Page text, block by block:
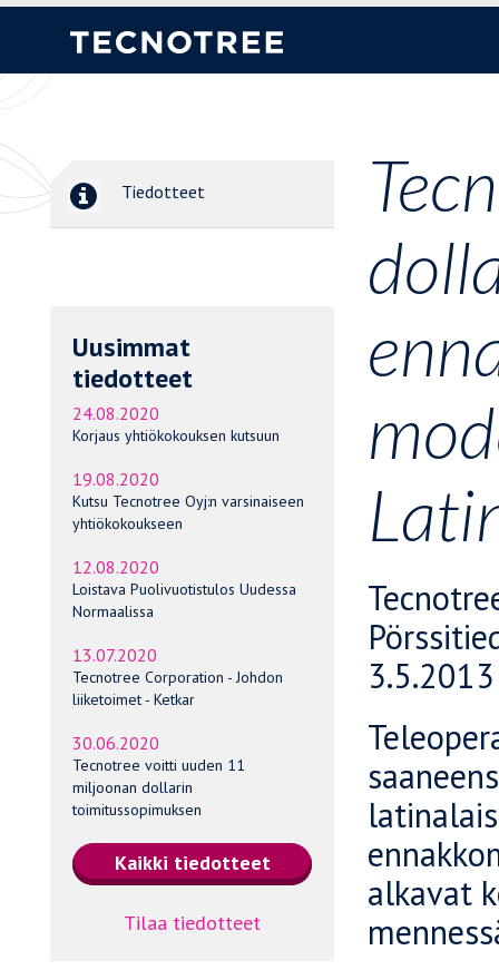
Tiedotteet
Uusimmat
tiedotteet
24.08.2020
Korjaus yhtiökokouksen kutsuun
19.08.2020
Kutsu Tecnotree Oyj:n varsinaiseen
yhtiökokoukseen
12.08.2020
Loistava Puolivuotistulos Uudessa
Normaalissa
13.07.2020
Tecnotree Corporation - Johdon
liiketoimet - Ketkar
30.06.2020
Tecnotree voitti uuden 11
miljoonan dollarin
toimitussopimuksen
Tilaa tiedotteet
alkavat